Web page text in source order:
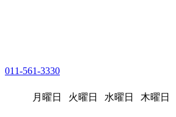
011-561-3330
月曜日 火曜日 水曜日 木曜日